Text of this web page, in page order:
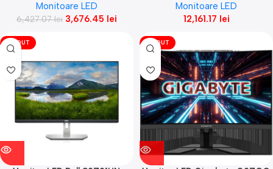
2560 x
Monitoare LED
6,427.07lei 3,676.45 lei
Monitoare LED
12,161.17 lei
VÎNDUT VÎNDUT